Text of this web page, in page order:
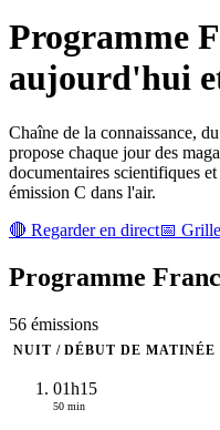
Programme
aujourd'hui
Chaîne de la connaissance,
propose chaque jour des
documentaires scientifiques
émission C dans l'air.
🔴 Regarder en direct📅
Programme
56 émissions
NUIT / DÉBUT DE MATINÉE
01h15
50 min